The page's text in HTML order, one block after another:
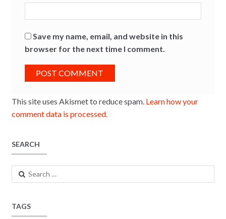
Save my name, email, and website in this
browser for the next time I comment.
This site uses Akismet to reduce spam. Learn how your
comment data is processed.
SEARCH
Search
for:
TAGS